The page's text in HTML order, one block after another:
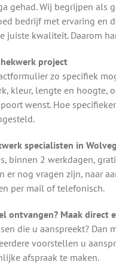
gehad. Wij begrijpen
bedrijf met ervaring en
juiste kwaliteit. Daarom
project
zo specifiek
kleur, lengte en
wenst. Hoe
specialisten in
binnen 2 werkdagen,
er nog vragen zijn, naar
per mail of telefonisch.
ontvangen? Maak direct
die u aanspreekt? Dan
voorstellen u
afspraak te maken.